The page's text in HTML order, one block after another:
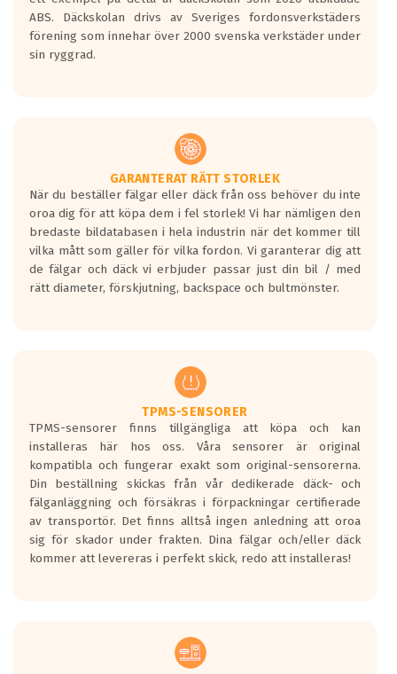
ABS. Däckskolan drivs av Sveriges fordonsverkstäders
förening som innehar över 2000 svenska verkstäder under
sin ryggrad.
GARANTERAT RÄTT STORLEK
När du beställer fälgar eller däck från oss behöver du inte
oroa dig för att köpa dem i fel storlek! Vi har nämligen den
bredaste bildatabasen i hela industrin när det kommer till
vilka mått som gäller för vilka fordon. Vi garanterar dig att
de fälgar och däck vi erbjuder passar just din bil / med
rätt diameter, förskjutning, backspace och bultmönster.
TPMS-SENSORER
TPMS-sensorer finns tillgängliga att köpa och kan
installeras här hos oss. Våra sensorer är original
kompatibla och fungerar exakt som original-sensorerna.
Din beställning skickas från vår dedikerade däck- och
fälganläggning och försäkras i förpackningar certifierade
av transportör. Det finns alltså ingen anledning att oroa
sig för skador under frakten. Dina fälgar och/eller däck
kommer att levereras i perfekt skick, redo att installeras!